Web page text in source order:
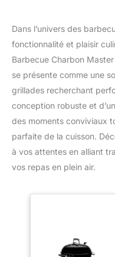
Dans l’univers des
fonctionnalité et plaisir
Barbecue Charbon
se présente comme une
grillades recherchant
conception robuste et
des moments conviviaux
parfaite de la cuisson.
à vos attentes en alliant
vos repas en plein air.